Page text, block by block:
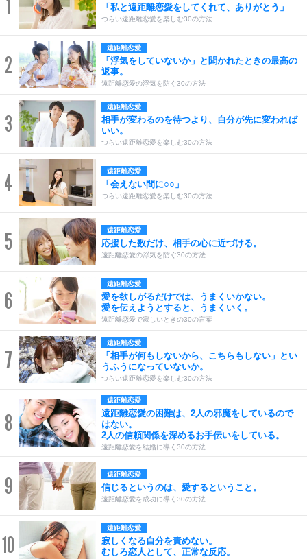
1 「私と遠距離恋愛をしてくれて、ありがとう」
つらい遠距離恋愛を楽しむ30の方法
2
遠距離恋愛
「浮気をしていないか」と聞かれたときの最高の
返事。
遠距離恋愛の浮気を防ぐ30の方法
3
遠距離恋愛
相手が変わるのを待つより、自分が先に変われば
いい。
つらい遠距離恋愛を楽しむ30の方法
4 遠距離恋愛
「会えない間に○○」
つらい遠距離恋愛を楽しむ30の方法
5 遠距離恋愛
応援した数だけ、相手の心に近づける。
遠距離恋愛の浮気を防ぐ30の方法
6
遠距離恋愛
愛を欲しがるだけでは、うまくいかない。
愛を伝えようとすると、うまくいく。
遠距離恋愛で寂しいときの30の言葉
7
遠距離恋愛
「相手が何もしないから、こちらもしない」とい
うふうになっていないか。
つらい遠距離恋愛を楽しむ30の方法
8
遠距離恋愛
遠距離恋愛の困難は、2人の邪魔をしているので
はない。
2人の信頼関係を深めるお手伝いをしている。
遠距離恋愛を結婚に導く30の方法
9 遠距離恋愛
信じるというのは、愛するということ。
遠距離恋愛を成功に導く30の方法
10
遠距離恋愛
寂しくなる自分を責めない。
むしろ恋人として、正常な反応。